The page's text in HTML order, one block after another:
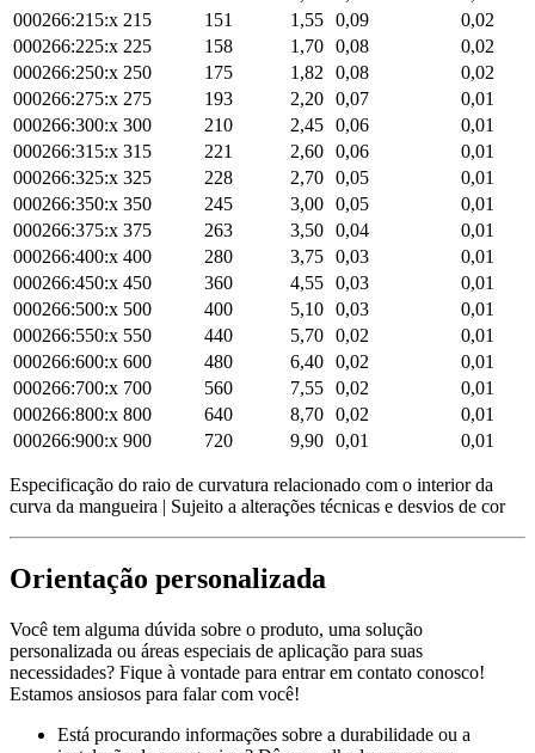
000266:215:x 215 151 1,55 0,09
0,02
000266:225:x 225 158 1,70 0,08
0,02
000266:250:x 250 175 1,82 0,08
0,02
000266:275:x 275 193 2,20 0,07
0,01
000266:300:x 300 210 2,45 0,06
0,01
000266:315:x 315 221 2,60 0,06
0,01
000266:325:x 325 228 2,70 0,05
0,01
000266:350:x 350 245 3,00 0,05
0,01
000266:375:x 375 263 3,50 0,04
0,01
000266:400:x 400 280 3,75 0,03
0,01
000266:450:x 450 360 4,55 0,03
0,01
000266:500:x 500 400 5,10 0,03
0,01
000266:550:x 550 440 5,70 0,02
0,01
000266:600:x 600 480 6,40 0,02
0,01
000266:700:x 700 560 7,55 0,02
0,01
000266:800:x 800 640 8,70 0,02
0,01
000266:900:x 900 720 9,90 0,01 0,01
Especificação do raio de curvatura relacionado com o interior da
curva da mangueira | Sujeito a alterações técnicas e desvios de cor
Orientação personalizada
Você tem alguma dúvida sobre o produto, uma solução
personalizada ou áreas especiais de aplicação para suas
necessidades? Fique à vontade para entrar em contato conosco!
Estamos ansiosos para falar com você!
Está procurando informações sobre a durabilidade ou a